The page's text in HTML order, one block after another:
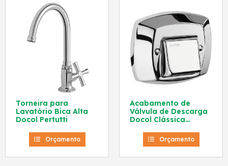
Torneira para
Lavatório Bica Alta
Docol Pertutti
Orçamento
Acabamento de
Válvula de Descarga
Docol Clássica
Bacteria Free Chrome
Orçamento